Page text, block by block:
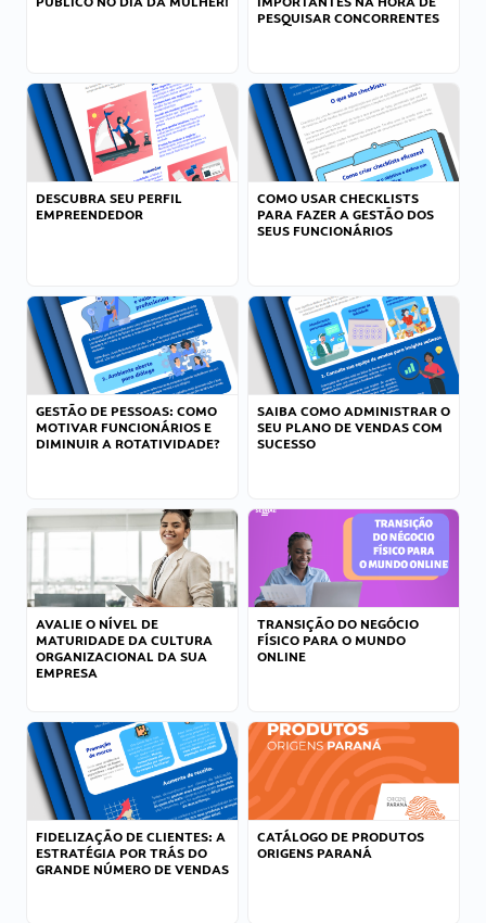
PESQUISAR CONCORRENTES
DESCUBRA SEU PERFIL
EMPREENDEDOR
COMO USAR CHECKLISTS
PARA FAZER A GESTÃO DOS
SEUS FUNCIONÁRIOS
GESTÃO DE PESSOAS: COMO
MOTIVAR FUNCIONÁRIOS E
DIMINUIR A ROTATIVIDADE?
SAIBA COMO ADMINISTRAR O
SEU PLANO DE VENDAS COM
SUCESSO
AVALIE O NÍVEL DE
MATURIDADE DA CULTURA
ORGANIZACIONAL DA SUA
EMPRESA
TRANSIÇÃO DO NEGÓCIO
FÍSICO PARA O MUNDO
ONLINE
FIDELIZAÇÃO DE CLIENTES: A
ESTRATÉGIA POR TRÁS DO
GRANDE NÚMERO DE VENDAS
CATÁLOGO DE PRODUTOS
ORIGENS PARANÁ